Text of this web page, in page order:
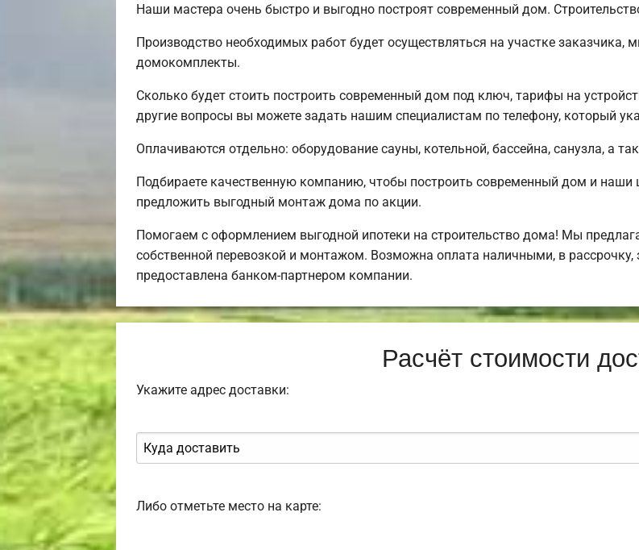
Наши мастера очень быстро и выгодно построят современный дом.
Производство необходимых работ будет осуществляться на участке
домокомплекты.
Сколько будет стоить построить современный дом под ключ, тарифы на
другие вопросы вы можете задать нашим специалистам по телефону, который
Оплачиваются отдельно: оборудование сауны, котельной, бассейна, санузла, а
Подбираете качественную компанию, чтобы построить современный дом и наши
предложить выгодный монтаж дома по акции.
Помогаем с оформлением выгодной ипотеки на строительство дома! Мы
собственной перевозкой и монтажом. Возможна оплата наличными, в рассрочку,
предоставлена банком-партнером компании.
Расчёт стоимости
Укажите адрес доставки:
Либо отметьте место на карте: